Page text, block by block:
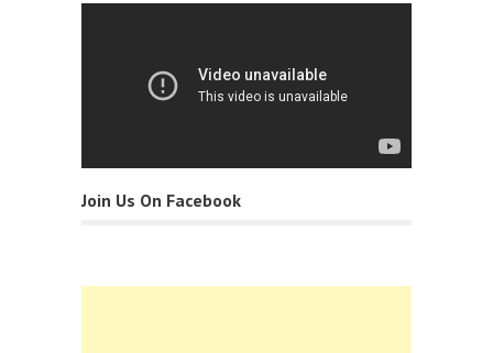
Join Us On Facebook